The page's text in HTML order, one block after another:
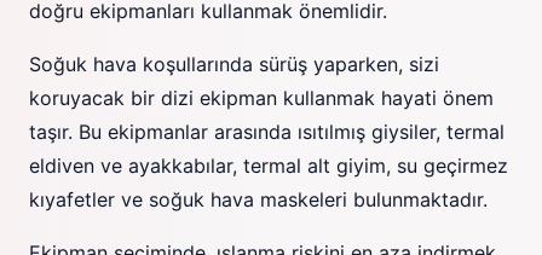
doğru ekipmanları kullanmak önemlidir.
Soğuk hava koşullarında sürüş yaparken, sizi
koruyacak bir dizi ekipman kullanmak hayati önem
taşır. Bu ekipmanlar arasında ısıtılmış giysiler, termal
eldiven ve ayakkabılar, termal alt giyim, su geçirmez
kıyafetler ve soğuk hava maskeleri bulunmaktadır.